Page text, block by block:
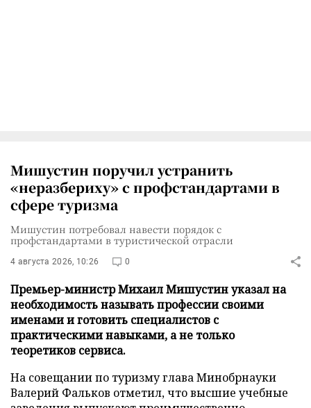
Мишустин поручил устранить
«неразбериху» с профстандартами в
сфере туризма
Мишустин потребовал навести порядок с
профстандартами в туристической отрасли
4 августа 2026, 10:26 0
Премьер-министр Михаил Мишустин указал на
необходимость называть профессии своими
именами и готовить специалистов с
практическими навыками, а не только
теоретиков сервиса.
На совещании по туризму глава Минобрнауки
Валерий Фальков отметил, что высшие учебные